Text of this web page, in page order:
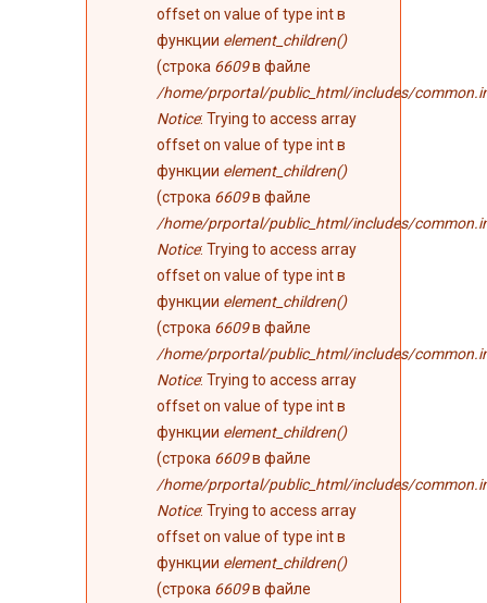
offset on value of type int в
функции element_children()
(строка 6609в файле
/home/prportal/public_html/includes/
Notice: Trying to access array
offset on value of type int в
функции element_children()
(строка 6609в файле
/home/prportal/public_html/includes/
Notice: Trying to access array
offset on value of type int в
функции element_children()
(строка 6609в файле
/home/prportal/public_html/includes/
Notice: Trying to access array
offset on value of type int в
функции element_children()
(строка 6609в файле
/home/prportal/public_html/includes/
Notice: Trying to access array
offset on value of type int в
функции element_children()
(строка 6609в файле